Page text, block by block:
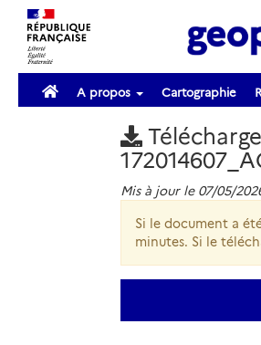
A propos Cartographie
Mis à jour le 07/05/
Si le document a
minutes. Si le